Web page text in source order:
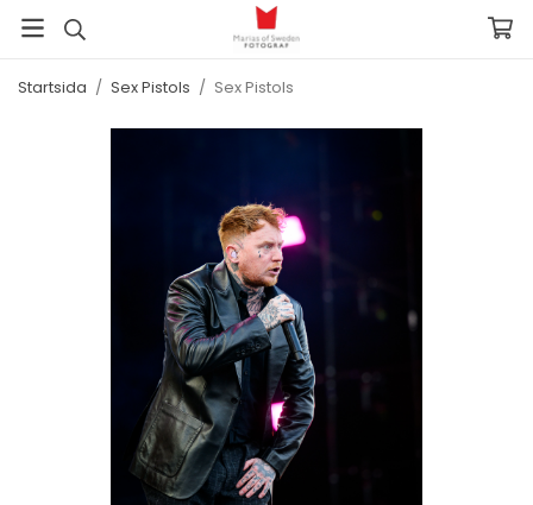
Startsida / Sex Pistols / Sex Pistols